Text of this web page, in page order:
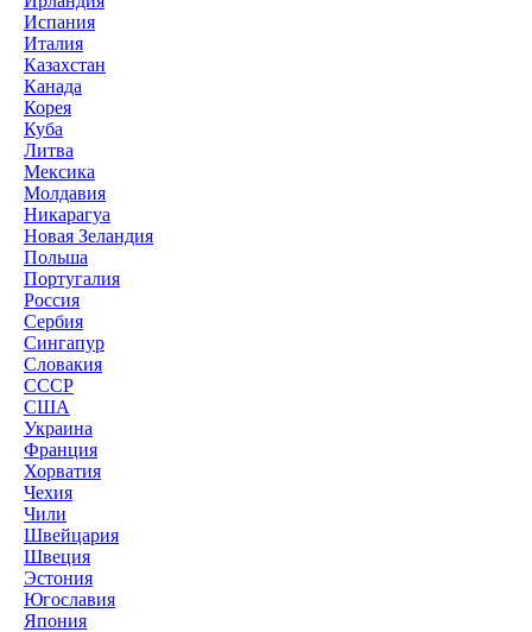
Испания
Италия
Казахстан
Канада
Корея
Куба
Литва
Мексика
Молдавия
Никарагуа
Новая Зеландия
Польша
Португалия
Россия
Сербия
Сингапур
Словакия
СССР
США
Украина
Франция
Хорватия
Чехия
Чили
Швейцария
Швеция
Эстония
Югославия
Япония